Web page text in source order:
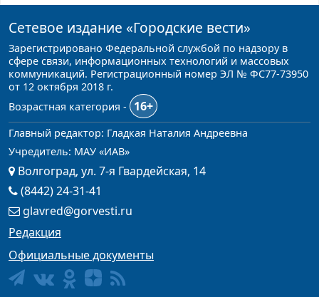
Сетевое издание «Городские вести»
Зарегистрировано Федеральной службой по надзору в
сфере связи, информационных технологий и массовых
коммуникаций. Регистрационный номер ЭЛ № ФС77-73950
от 12 октября 2018 г.
Возрастная категория -
16+
Главный редактор: Гладкая Наталия Андреевна
Учредитель: МАУ «ИАВ»
Волгоград, ул. 7-я Гвардейская, 14
(8442) 24-31-41
glavred@gorvesti.ru
Редакция
Официальные документы